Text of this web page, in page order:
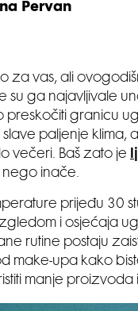
Pervan
za vas, ali
su ga najavljivale
preskočiti granicu
slave paljenje klima,
večeri. Baš zato je
nego inače.
prijeđu 30
i osjećaja
rutine postaju
make-upa kako
manje